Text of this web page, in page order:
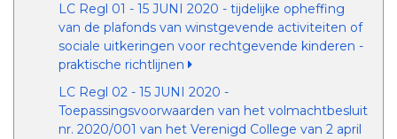
LC Regl 01 - 15 JUNI 2020 - tijdelijke opheffing
van de plafonds van winstgevende activiteiten of
sociale uitkeringen voor rechtgevende kinderen -
praktische richtlijnen
LC Regl 02 - 15 JUNI 2020 -
Toepassingsvoorwaarden van het volmachtbesluit
nr. 2020/001 van het Verenigd College van 2 april